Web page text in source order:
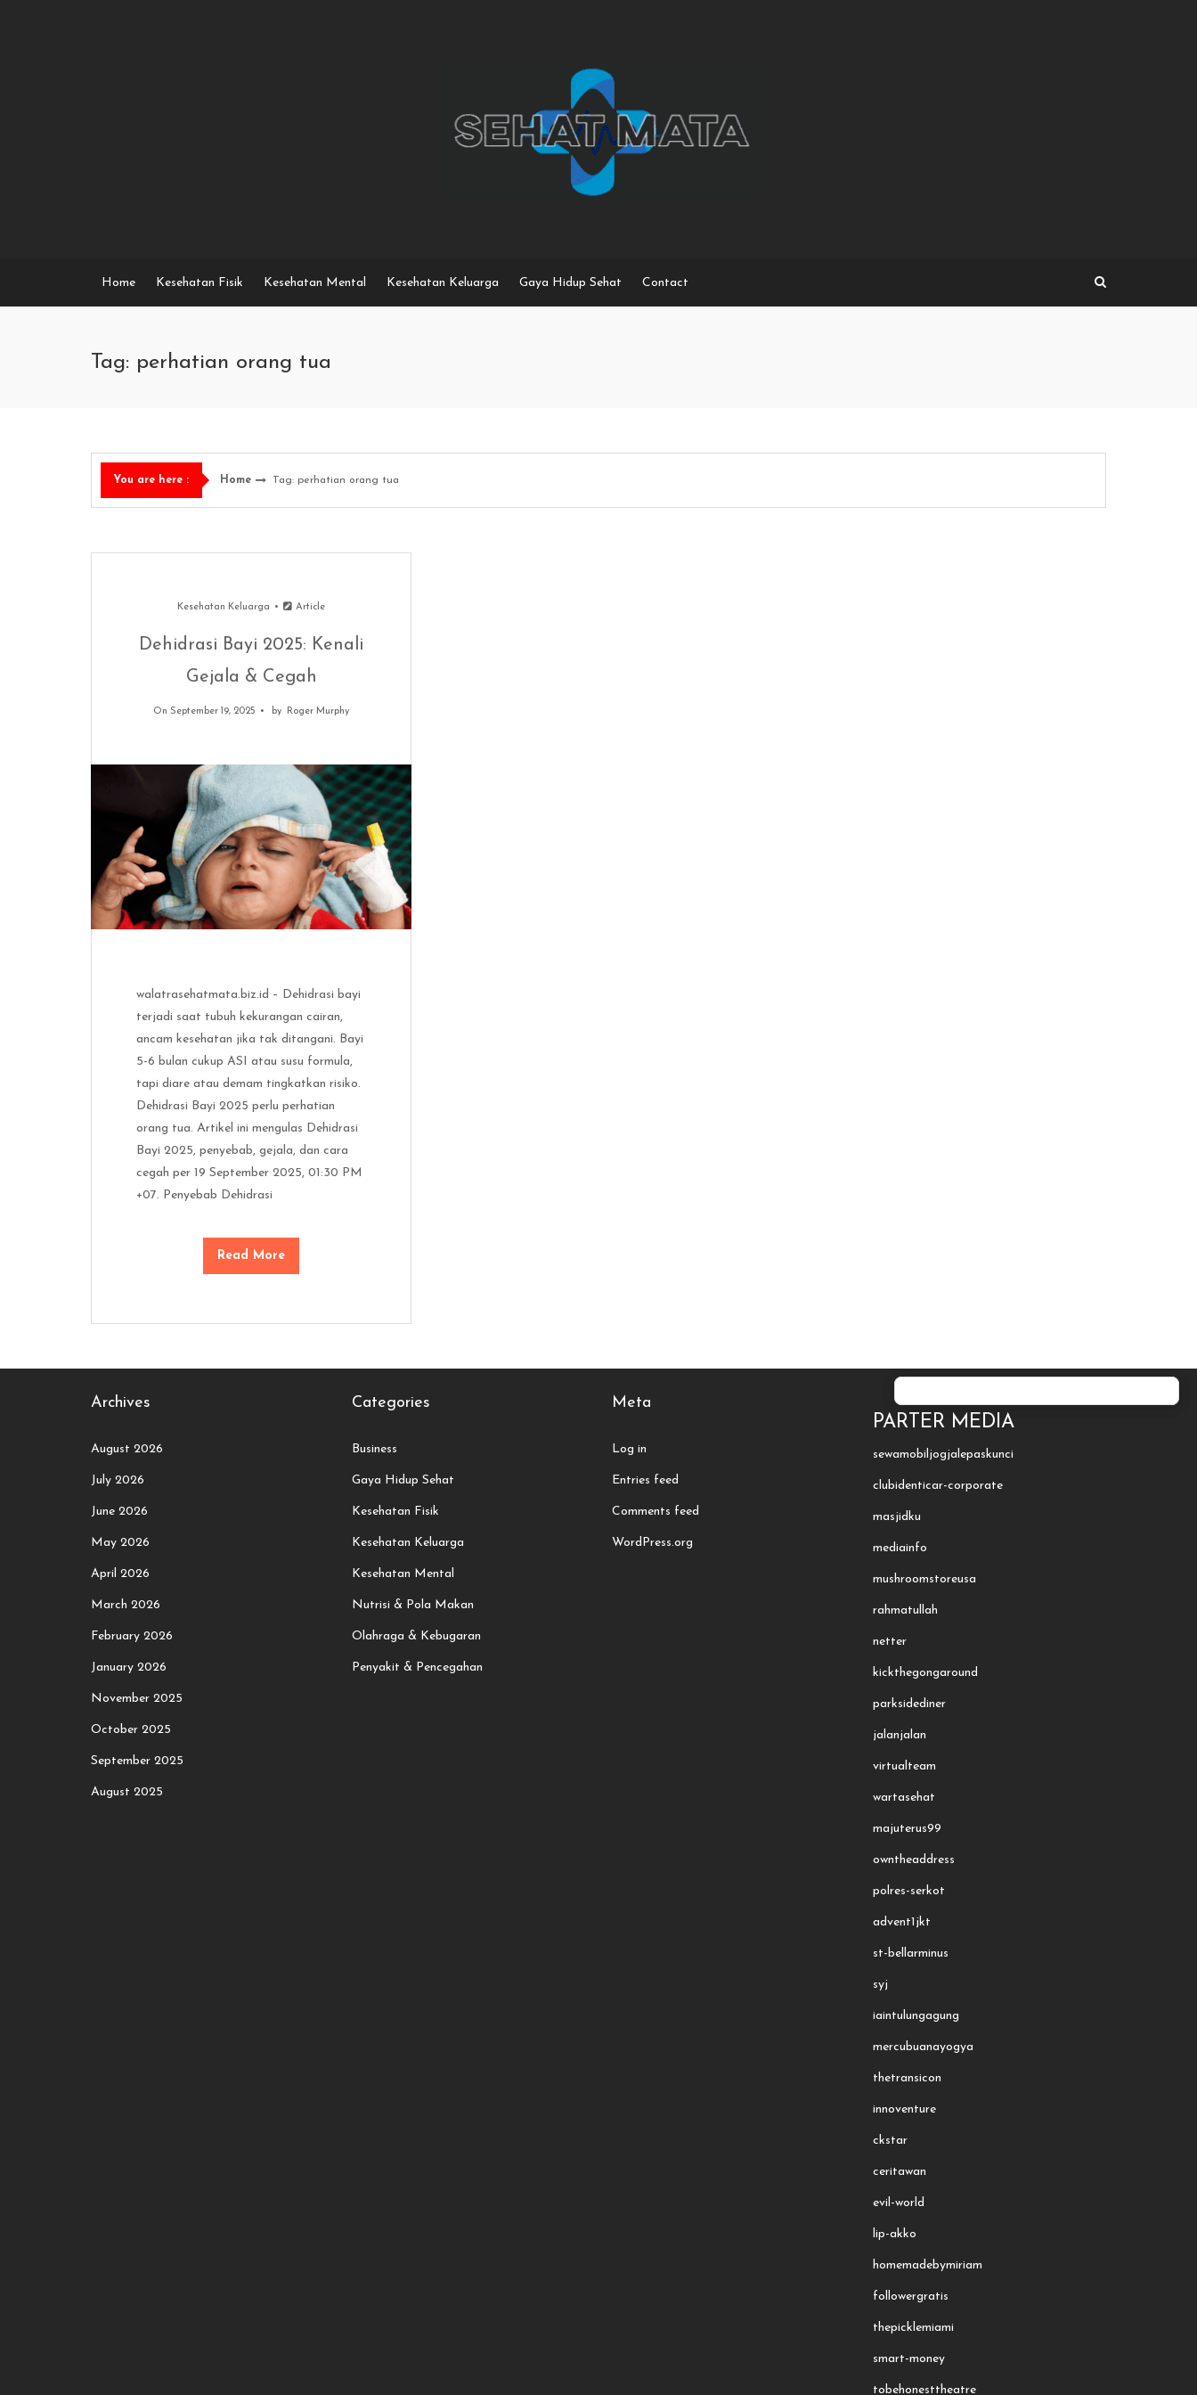
Home Kesehatan Fisik Kesehatan Mental Kesehatan Keluarga Gaya Hidup Sehat Contact
Tag: perhatian orang tua
You are here : Home Tag: perhatian orang tua
Kesehatan Keluarga Article
Dehidrasi Bayi 2025: Kenali
Gejala & Cegah
On September 19, 2025 by Roger Murphy
walatrasehatmata.biz.id – Dehidrasi bayi
terjadi saat tubuh kekurangan cairan,
ancam kesehatan jika tak ditangani. Bayi
5-6 bulan cukup ASI atau susu formula,
tapi diare atau demam tingkatkan risiko.
Dehidrasi Bayi 2025 perlu perhatian
orang tua. Artikel ini mengulas Dehidrasi
Bayi 2025, penyebab, gejala, dan cara
cegah per 19 September 2025, 01:30 PM
+07. Penyebab Dehidrasi
Read More
Archives
August 2026
July 2026
June 2026
May 2026
April 2026
March 2026
February 2026
January 2026
November 2025
October 2025
September 2025
August 2025
Categories
Business
Gaya Hidup Sehat
Kesehatan Fisik
Kesehatan Keluarga
Kesehatan Mental
Nutrisi & Pola Makan
Olahraga & Kebugaran
Penyakit & Pencegahan
Meta
Log in
Entries feed
Comments feed
WordPress.org
PARTER MEDIA
sewamobiljogjalepaskunci
clubidenticar-corporate
masjidku
mediainfo
mushroomstoreusa
rahmatullah
netter
kickthegongaround
parksidediner
jalanjalan
virtualteam
wartasehat
majuterus99
owntheaddress
polres-serkot
advent1jkt
st-bellarminus
syj
iaintulungagung
mercubuanayogya
thetransicon
innoventure
ckstar
ceritawan
evil-world
lip-akko
homemadebymiriam
followergratis
thepicklemiami
smart-money
tobehonesttheatre